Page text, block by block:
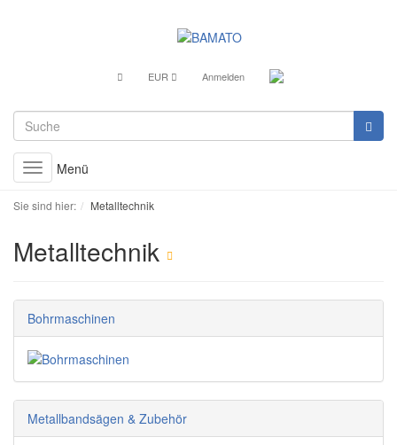
EUR Anmelden
Toggle
navigation
Menü
Sie sind hier: Metalltechnik
Metalltechnik
Bohrmaschinen
Metallbandsägen & Zubehör